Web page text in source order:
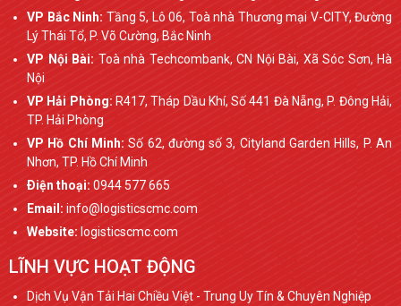
VP Bắc Ninh: Tầng 5, Lô 06, Toà nhà Thương mại V-CITY, Đường
Lý Thái Tổ, P. Võ Cường, Bắc Ninh
VP Nội Bài: Toà nhà Techcombank, CN Nội Bài, Xã Sóc Sơn, Hà
Nội
VP Hải Phòng: R417, Tháp Dầu Khí, Số 441 Đà Nẵng, P. Đông Hải,
TP. Hải Phòng
VP Hồ Chí Minh: Số 62, đường số 3, Cityland Garden Hills, P. An
Nhơn, TP. Hồ Chí Minh
Ðiện thoại: 0944 577 665
Email: info@logisticscmc.com
Website: logisticscmc.com
LĨNH VỰC HOẠT ĐỘNG
Dịch Vụ Vận Tải Hai Chiều Việt - Trung Uy Tín & Chuyên Nghiệp